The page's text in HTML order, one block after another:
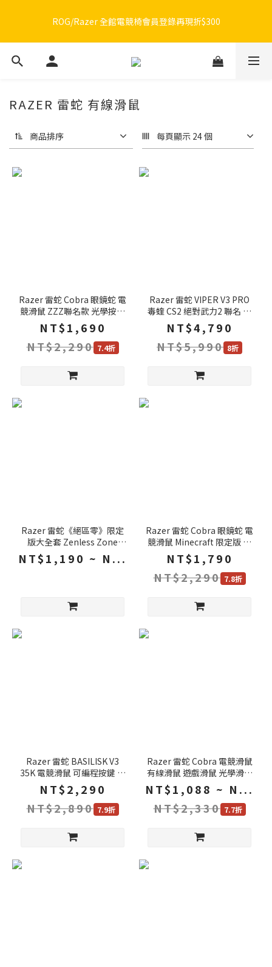
300
ROG/Razer 全館電競椅會員登錄再現折$300
🔥品牌限定滿額折🔥ROG周邊滿1500折100 / 2500折200 / 3000折
RAZER 雷蛇 有線滑鼠
商品排序 每頁顯示 24 個
Razer 雷蛇 Cobra 眼鏡蛇 電
競滑鼠 ZZZ聯名款 光學按鍵
軸 輕量設計 漸變式底光 有線
滑鼠 雷蛇滑鼠
NT$1,690
NT$2,290 7.4折
Razer 雷蛇 VIPER V3 PRO
毒蝰 CS2 絕對武力2 聯名 無
線電競滑鼠 輕量滑鼠 光微動
遊戲滑鼠 電競滑鼠
NT$4,790
NT$5,990 8折
Razer 雷蛇《絕區零》限定
版大全套 Zenless Zone
Zero 黑寡婦 機械鍵盤 電競
滑鼠 滑鼠墊
NT$1,190 ~ N...
Razer 雷蛇 Cobra 眼鏡蛇 電
競滑鼠 Minecraft 限定版 光
學按鍵軸 輕量設計 有線滑鼠
雷蛇滑鼠
NT$1,790
NT$2,290 7.8折
Razer 雷蛇 BASILISK V3
35K 電競滑鼠 可編程按鍵 光
學感測器 有線滑鼠 雷蛇滑鼠
遊戲滑鼠
NT$2,290
NT$2,890 7.9折
Razer 雷蛇 Cobra 電競滑鼠
有線滑鼠 遊戲滑鼠 光學滑鼠
按鍵軸 內建記憶體 輕量設計
有線滑鼠 雷蛇滑鼠
NT$1,088 ~ N...
NT$2,330 7.7折